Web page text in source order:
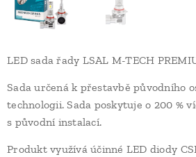
LED sada řady LSAL M-TECH
Sada určená k přestavbě původního
technologii. Sada poskytuje o 200 %
s původní instalací.
Produkt využívá účinné LED diody